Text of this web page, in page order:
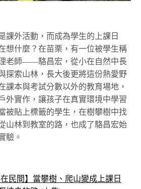
課外活動，而成為學生的上課日
想什麼？在苗栗，有一位被學生稱
老師——駱昌宏，從小在自然中長
探索山林，長大後更將這份熱愛野
課本與考試分數以外的教育場地，
外實作，讓孩子在真實環境中學習
被貼上標籤的學生，在樹攀樹中找
山林到教室的路，也成了駱昌宏始
驗。
在民間】當攀樹、爬山變成上課日